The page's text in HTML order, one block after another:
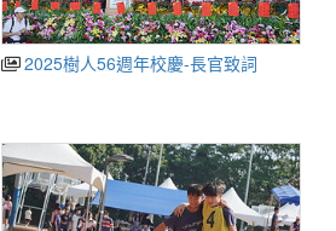
2025樹人56週年校慶-長官致詞